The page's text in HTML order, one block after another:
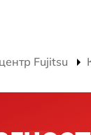
Fujitsu